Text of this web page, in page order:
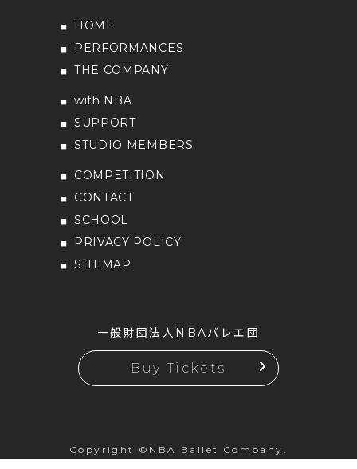
HOME
PERFORMANCES
THE COMPANY
with NBA
SUPPORT
STUDIO MEMBERS
COMPETITION
CONTACT
SCHOOL
PRIVACY POLICY
SITEMAP
一般財団法人NBAバレエ団
Buy Tickets
Copyright ©NBA Ballet Company.